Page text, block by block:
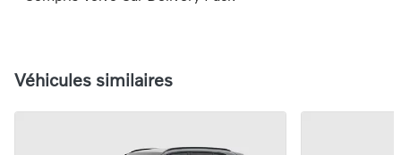
Véhicules similaires